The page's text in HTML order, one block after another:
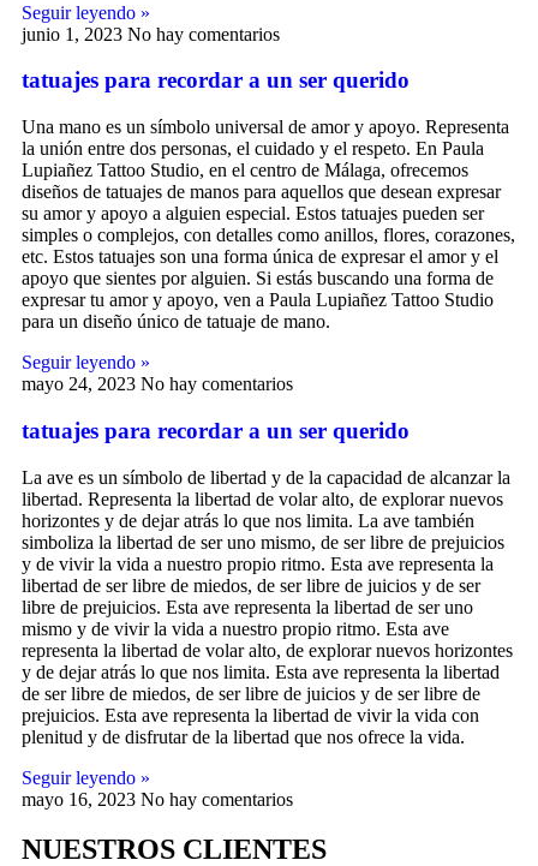
Seguir leyendo »
junio 1, 2023 No hay comentarios
tatuajes para recordar a un ser querido
Una mano es un símbolo universal de amor y apoyo. Representa
la unión entre dos personas, el cuidado y el respeto. En Paula
Lupiañez Tattoo Studio, en el centro de Málaga, ofrecemos
diseños de tatuajes de manos para aquellos que desean expresar
su amor y apoyo a alguien especial. Estos tatuajes pueden ser
simples o complejos, con detalles como anillos, flores, corazones,
etc. Estos tatuajes son una forma única de expresar el amor y el
apoyo que sientes por alguien. Si estás buscando una forma de
expresar tu amor y apoyo, ven a Paula Lupiañez Tattoo Studio
para un diseño único de tatuaje de mano.
Seguir leyendo »
mayo 24, 2023 No hay comentarios
tatuajes para recordar a un ser querido
La ave es un símbolo de libertad y de la capacidad de alcanzar la
libertad. Representa la libertad de volar alto, de explorar nuevos
horizontes y de dejar atrás lo que nos limita. La ave también
simboliza la libertad de ser uno mismo, de ser libre de prejuicios
y de vivir la vida a nuestro propio ritmo. Esta ave representa la
libertad de ser libre de miedos, de ser libre de juicios y de ser
libre de prejuicios. Esta ave representa la libertad de ser uno
mismo y de vivir la vida a nuestro propio ritmo. Esta ave
representa la libertad de volar alto, de explorar nuevos horizontes
y de dejar atrás lo que nos limita. Esta ave representa la libertad
de ser libre de miedos, de ser libre de juicios y de ser libre de
prejuicios. Esta ave representa la libertad de vivir la vida con
plenitud y de disfrutar de la libertad que nos ofrece la vida.
Seguir leyendo »
mayo 16, 2023 No hay comentarios
NUESTROS CLIENTES